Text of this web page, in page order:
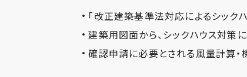
「改正建築基準法対応によるシック
建築用図面から、シックハウス対策
確認申請に必要とされる風量計算